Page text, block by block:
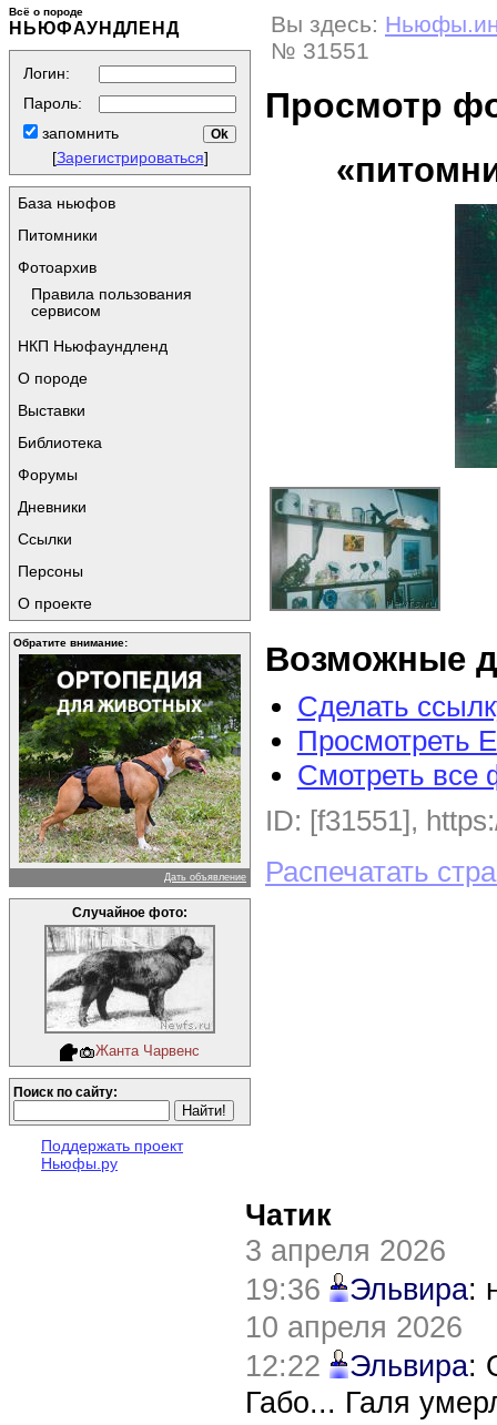
Всё о породе
НЬЮФАУНДЛЕНД
Логин:
Пароль:
запомнить
[Зарегистрироваться]
База ньюфов
Питомники
Фотоархив
Правила пользования
сервисом
НКП Ньюфаундленд
О породе
Выставки
Библиотека
Форумы
Дневники
Ссылки
Персоны
О проекте
Обратите внимание:
Дать объявление
Случайное фото:
Жанта Чарвенс
Поиск по сайту:
Поддержать проект
Ньюфы.ру
Вы здесь:
№ 31551
Просмотр
Возможные
Сделать
Просмотреть
Смотреть все
ID: [f31551],
Распечатать
Чатик
3 апреля 2026
19:36
Эльвира:
10 апреля 2026
12:22
Эльвира:
Габо... Галя